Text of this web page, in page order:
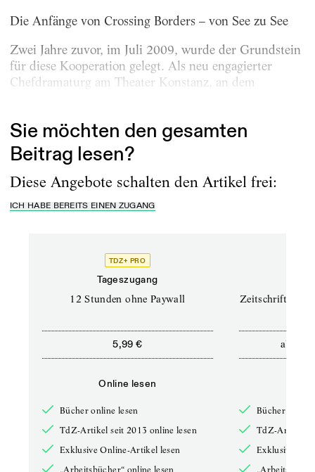
Die Anfänge von Crossing Borders – von See zu See
Zwei Jahre zuvor, im Juli 2009, wurde der Grundstein
für diese Kooperation gelegt. Als neu engagierter
Chefdramaturg am Theater Konstanz, an dem
Sie möchten den gesamten
Beitrag lesen?
Diese Angebote schalten den Artikel frei:
ICH HABE BEREITS EINEN ZUGANG
TDZ+ PRO
Tageszugang
12 Stunden ohne Paywall
5,99 €
Online lesen
Bücher online lesen
TdZ-Artikel seit 2013 online lesen
Exklusive Online-Artikel lesen
„Arbeitsbücher“ online lesen
Zeitschriften
ab
Bücher online
TdZ-Artikel
Exklusive